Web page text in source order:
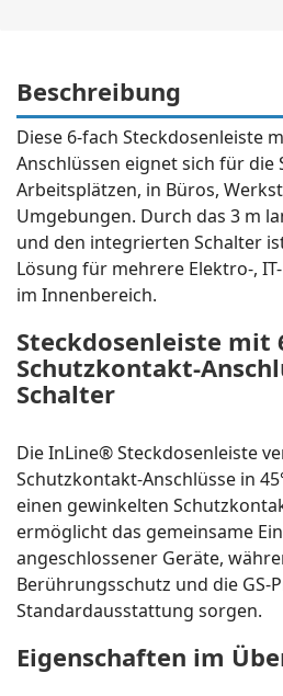
Beschreibung
Diese 6-fach Steckdosenleiste
Anschlüssen eignet sich für
Arbeitsplätzen, in Büros,
Umgebungen. Durch das 3 m
und den integrierten Schalter
Lösung für mehrere Elektro-,
im Innenbereich.
Steckdosenleiste mit
Schutzkontakt-
Schalter
Die InLine® Steckdosenleiste
Schutzkontakt-Anschlüsse in
einen gewinkelten
ermöglicht das gemeinsame
angeschlossener Geräte,
Berührungsschutz und die
Standardausstattung sorgen.
Eigenschaften im